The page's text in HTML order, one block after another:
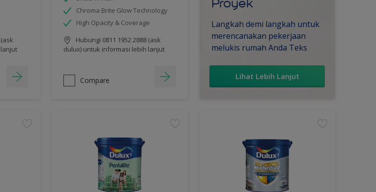
Chroma Brite Glow Technology
High Opacity & Coverage
Hubungi 0811 1952 2888 (ask
dulux) untuk informasi lebih lanjut
Compare
Langkah demi langkah untuk
merencanakan pekerjaan
melukis rumah Anda Teks
Lihat Lebih Lanjut